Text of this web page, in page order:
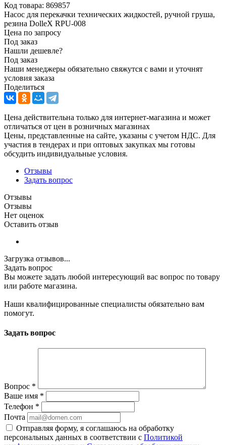
Код товара: 869857
Насос для перекачки технических жидкостей, ручной груша,
резина DolleX RPU-008
Цена по запросу
Под заказ
Нашли дешевле?
Под заказ
Наши менеджеры обязательно свяжутся с вами и уточнят
условия заказа
Поделиться
Цена действительна только для интернет-магазина и может
отличаться от цен в розничных магазинах
Цены, представленные на сайте, указаны с учетом НДС. Для
участия в тендерах и при оптовых закупках мы готовы
обсудить индивидуальные условия.
Отзывы
Задать вопрос
Отзывы
Отзывы
Нет оценок
Оставить отзыв
Загрузка отзывов...
Задать вопрос
Вы можете задать любой интересующий вас вопрос по товару
или работе магазина.
Наши квалифицированные специалисты обязательно вам
помогут.
Задать вопрос
Вопрос *
Ваше имя *
Телефон *
Почта
Отправляя форму, я соглашаюсь на обработку
персональных данных в соответствии с Политикой